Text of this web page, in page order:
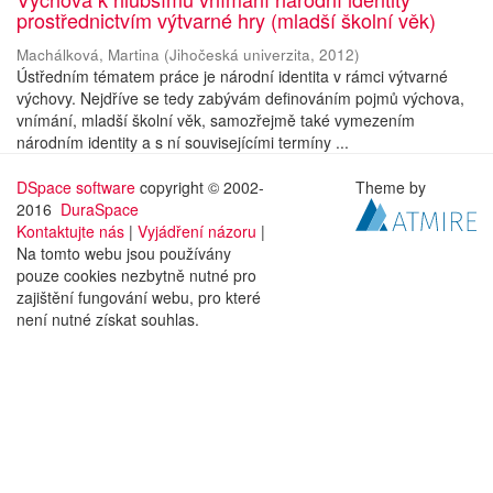
prostřednictvím výtvarné hry (mladší školní věk)
Machálková, Martina (Jihočeská univerzita, 2012)
Ústředním tématem práce je národní identita v rámci výtvarné
výchovy. Nejdříve se tedy zabývám definováním pojmů výchova,
vnímání, mladší školní věk, samozřejmě také vymezením
národním identity a s ní souvisejícími termíny ...
DSpace software copyright © 2002-
2016 DuraSpace
Kontaktujte nás | Vyjádření názoru |
Na tomto webu jsou používány
pouze cookies nezbytně nutné pro
zajištění fungování webu, pro které
není nutné získat souhlas.
Theme by